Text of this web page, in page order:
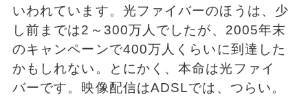
いわれています。光ファイバーのほうは、少
し前までは2～300万人でしたが、2005年末
のキャンペーンで400万人くらいに到達した
かもしれない。とにかく、本命は光ファイ
バーです。映像配信はADSLでは、つらい。